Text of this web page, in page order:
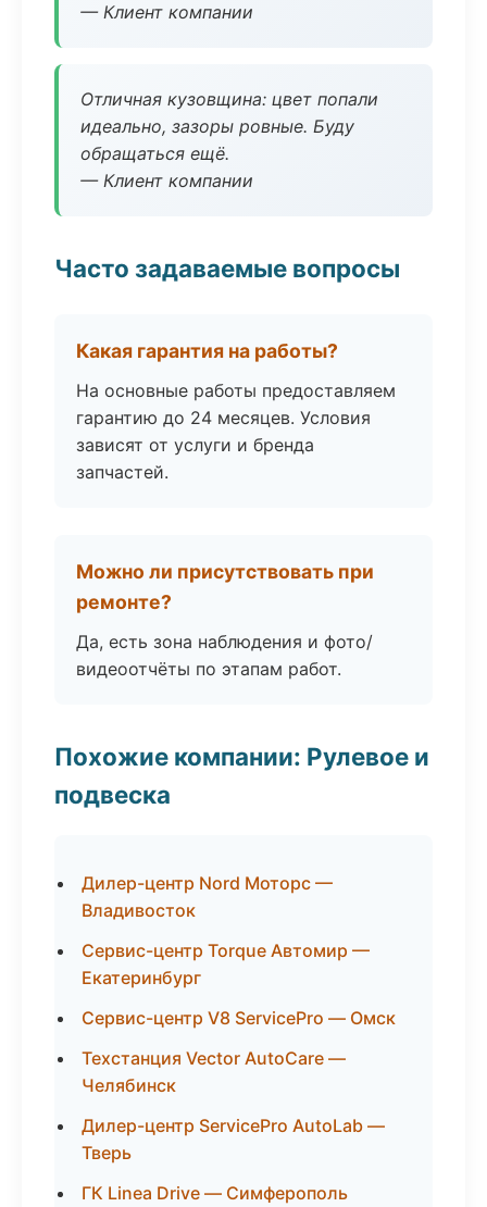
— Клиент компании
Отличная кузовщина: цвет попали
идеально, зазоры ровные. Буду
обращаться ещё.
— Клиент компании
Часто задаваемые вопросы
Какая гарантия на работы?
На основные работы предоставляем
гарантию до 24 месяцев. Условия
зависят от услуги и бренда
запчастей.
Можно ли присутствовать при
ремонте?
Да, есть зона наблюдения и фото/
видеоотчёты по этапам работ.
Похожие компании: Рулевое и
подвеска
Дилер-центр Nord Моторс —
Владивосток
Сервис-центр Torque Автомир —
Екатеринбург
Сервис-центр V8 ServicePro — Омск
Техстанция Vector AutoCare —
Челябинск
Дилер-центр ServicePro AutoLab —
Тверь
ГК Linea Drive — Симферополь